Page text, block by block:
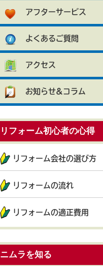
アフターサービス
よくあるご質問
アクセス
お知らせ&コラム
リフォーム初心者の心得
リフォーム会社の選び方
リフォームの流れ
リフォームの適正費用
ニムラを知る